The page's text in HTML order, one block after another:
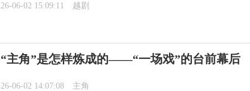
26-06-02 15:09:11 越剧
“主角”是怎样炼成的——“一场戏”的台前幕后
26-06-02 14:07:08 主角